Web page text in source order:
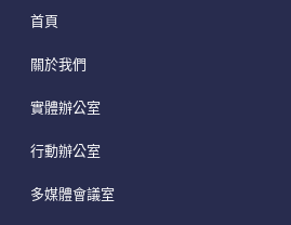
首頁
關於我們
實體辦公室
行動辦公室
多媒體會議室